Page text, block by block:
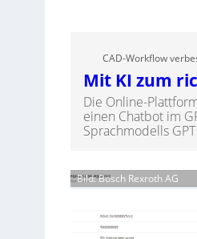
CAD-Workflow
Mit KI zum
Die Online-
einen Chatbot im
Sprachmodells
Bild: Bosch Rexroth AG